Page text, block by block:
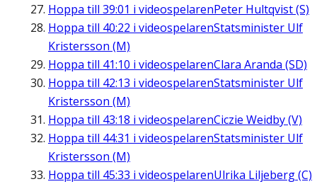
Hoppa till 39:01 i videospelarenPeter Hultqvist (S)
Hoppa till 40:22 i videospelarenStatsminister Ulf
Kristersson (M)
Hoppa till 41:10 i videospelarenClara Aranda (SD)
Hoppa till 42:13 i videospelarenStatsminister Ulf
Kristersson (M)
Hoppa till 43:18 i videospelarenCiczie Weidby (V)
Hoppa till 44:31 i videospelarenStatsminister Ulf
Kristersson (M)
Hoppa till 45:33 i videospelarenUlrika Liljeberg (C)